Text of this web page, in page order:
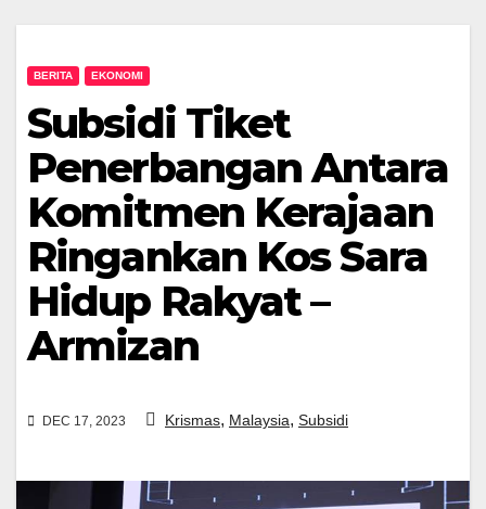
BERITA EKONOMI
Subsidi Tiket
Penerbangan Antara
Komitmen Kerajaan
Ringankan Kos Sara
Hidup Rakyat –
Armizan
DEC 17, 2023 Krismas, Malaysia, Subsidi